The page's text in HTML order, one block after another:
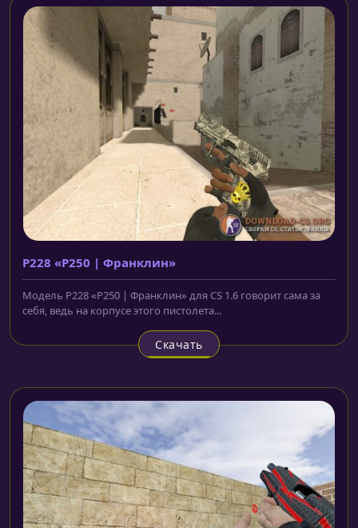
P228 «P250 | Франклин»
Модель P228 «P250 | Франклин» для CS 1.6 говорит сама за
себя, ведь на корпусе этого пистолета...
Скачать